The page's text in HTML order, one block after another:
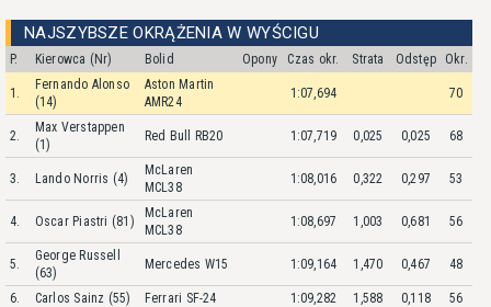
NAJSZYBSZE OKRĄŻENIA W WYŚCIGU
P. Kierowca (Nr) Bolid Opony Czas okr. Strata Odstęp Okr.
1.
Fernando Alonso
(14)
Aston Martin
AMR24
1:07,694 70
2.
Max Verstappen
(1)
Red Bull RB20 1:07,719 0,025 0,025 68
3. Lando Norris (4)
McLaren
MCL38
1:08,016 0,322 0,297 53
4. Oscar Piastri (81)
McLaren
MCL38
1:08,697 1,003 0,681 56
5.
George Russell
(63)
Mercedes W15 1:09,164 1,470 0,467 48
6. Carlos Sainz (55) Ferrari SF-24 1:09,282 1,588 0,118 56